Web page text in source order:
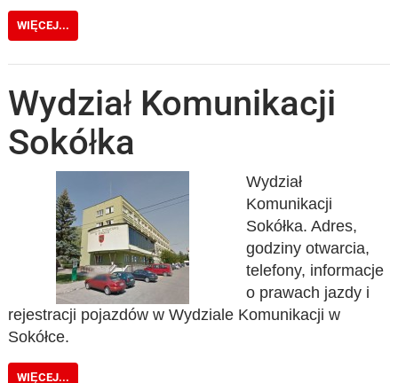
WIĘCEJ...
Wydział Komunikacji
Sokółka
Wydział
Komunikacji
Sokółka. Adres,
godziny otwarcia,
telefony, informacje
o prawach jazdy i
rejestracji pojazdów w Wydziale Komunikacji w
Sokółce.
WIĘCEJ...